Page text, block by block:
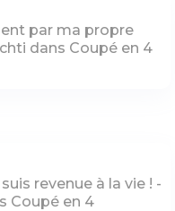
par ma propre
dans Coupé en 4
revenue à la vie ! -
Coupé en 4